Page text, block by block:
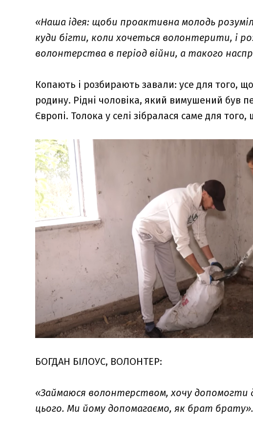
«Наша ідея: щоби проактивна молодь
куди бігти, коли хочеться волонтерити, і
волонтерства в період війни, а такого
Копають і розбирають завали: усе для того,
родину. Рідні чоловіка, який вимушений був
Європі. Толока у селі зібралася саме для
БОГДАН БІЛОУС, ВОЛОНТЕР:
«Займаюся волонтерством, хочу допомогти
цього. Ми йому допомагаємо, як брат брату».